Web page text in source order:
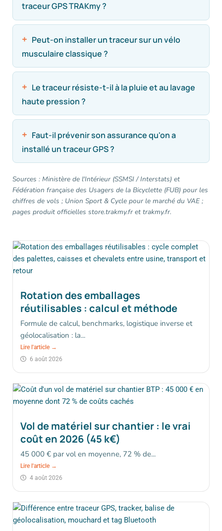
traceur GPS TRAKmy ?
Peut-on installer un traceur sur un vélo
musculaire classique ?
Le traceur résiste-t-il à la pluie et au lavage
haute pression ?
Faut-il prévenir son assurance qu'on a
installé un traceur GPS ?
Sources : Ministère de l'Intérieur (SSMSI / Interstats) et
Fédération française des Usagers de la Bicyclette (FUB) pour les
chiffres de vols ; Union Sport & Cycle pour le marché du VAE ;
pages produit officielles store.trakmy.fr et trakmy.fr.
Rotation des emballages
réutilisables : calcul et méthode
Formule de calcul, benchmarks, logistique inverse et
géolocalisation : la...
Lire l'article →
6 août 2026
Vol de matériel sur chantier : le vrai
coût en 2026 (45 k€)
45 000 € par vol en moyenne, 72 % de...
Lire l'article →
4 août 2026